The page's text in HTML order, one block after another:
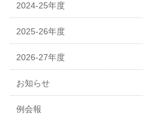
2024-25年度
2025-26年度
2026-27年度
お知らせ
例会報